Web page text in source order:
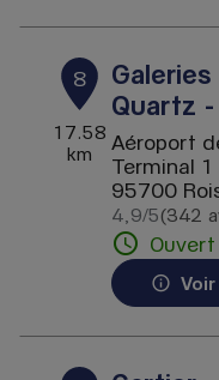
8
17.58
km
Quartz -
Aéroport
Terminal 1
95700
4,9/5 Note de
(342